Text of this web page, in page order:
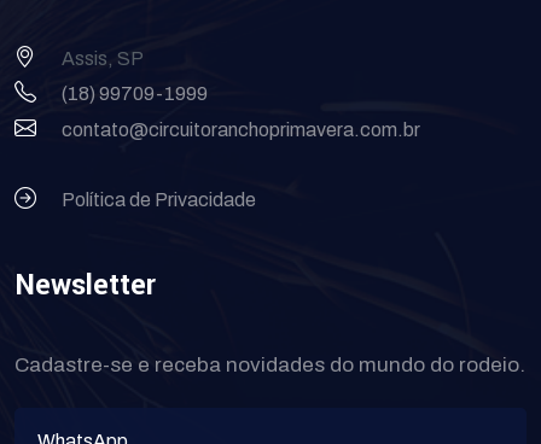
Assis, SP
(18) 99709-1999
contato@circuitoranchoprimavera.com.br
Política de Privacidade
Newsletter
Cadastre-se e receba novidades do mundo do rodeio.